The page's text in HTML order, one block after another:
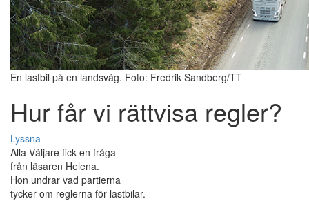
En lastbil på en landsväg. Foto: Fredrik Sandberg/TT
Hur får vi rättvisa regler?
Lyssna
Alla Väljare fick en fråga
från läsaren Helena.
Hon undrar vad partierna
tycker om reglerna för lastbilar.